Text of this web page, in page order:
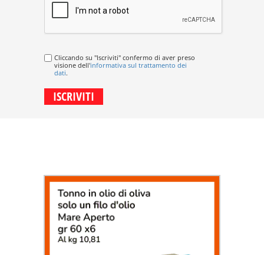
Cliccando su "Iscriviti" confermo di aver preso
visione dell'informativa sul trattamento dei
dati.